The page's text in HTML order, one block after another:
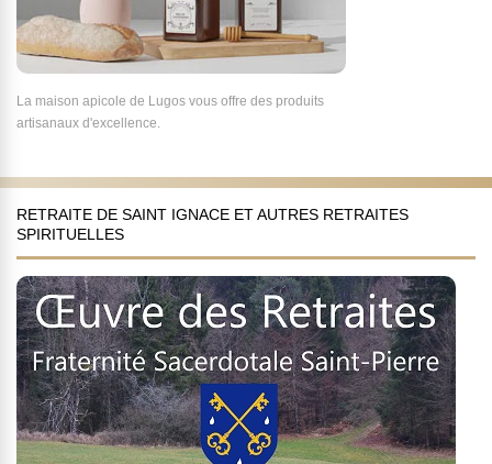
La maison apicole de Lugos vous offre des produits
artisanaux d'excellence.
RETRAITE DE SAINT IGNACE ET AUTRES RETRAITES
SPIRITUELLES